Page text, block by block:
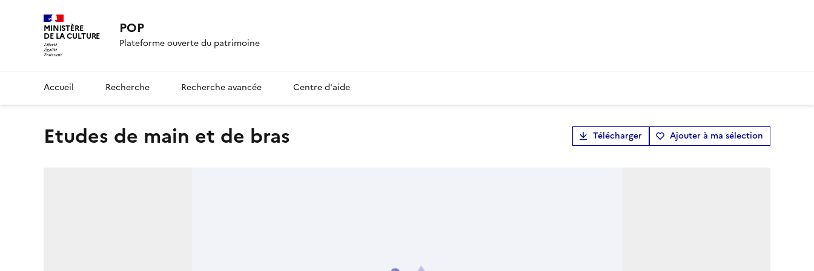
MINISTÈRE
DE LA CULTURE POP
Plateforme ouverte du patrimoine
Accueil Recherche Recherche avancée Centre d'aide
Etudes de main et de bras Télécharger Ajouter à ma sélection